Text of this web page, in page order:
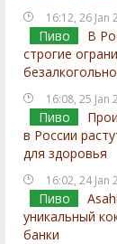
16:12, 26 Jan
Пиво
В
строгие
16:08, 25 Jan
Пиво
в России
для здоровья
16:02, 24 Jan
Пиво
уникальный
банки